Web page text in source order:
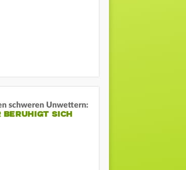
schweren Unwettern:
BERUHIGT SICH